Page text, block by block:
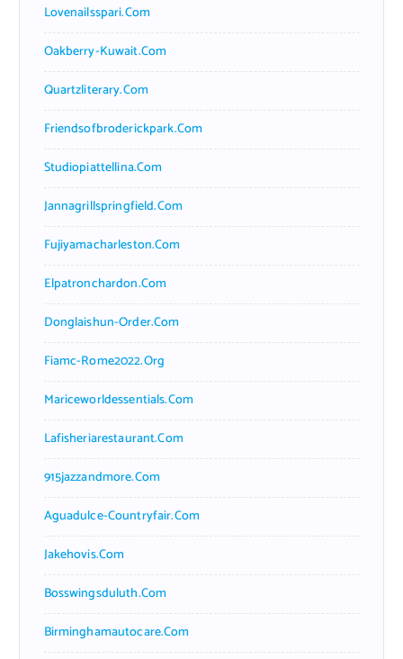
Lovenailsspari.com
Oakberry-Kuwait.com
Quartzliterary.com
Friendsofbroderickpark.com
Studiopiattellina.com
Jannagrillspringfield.com
Fujiyamacharleston.com
Elpatronchardon.com
Donglaishun-Order.com
Fiamc-Rome2022.org
Mariceworldessentials.com
Lafisheriarestaurant.com
915jazzandmore.com
Aguadulce-Countryfair.com
Jakehovis.com
Bosswingsduluth.com
Birminghamautocare.com